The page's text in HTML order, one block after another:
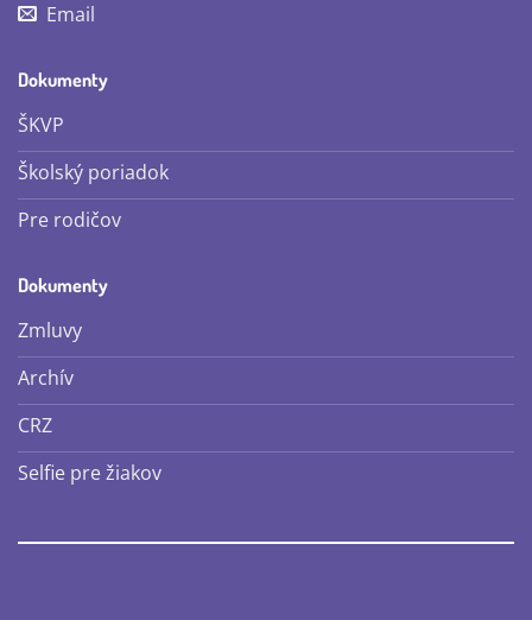
Email
Dokumenty
ŠKVP
Školský poriadok
Pre rodičov
Dokumenty
Zmluvy
Archív
CRZ
Selfie pre žiakov